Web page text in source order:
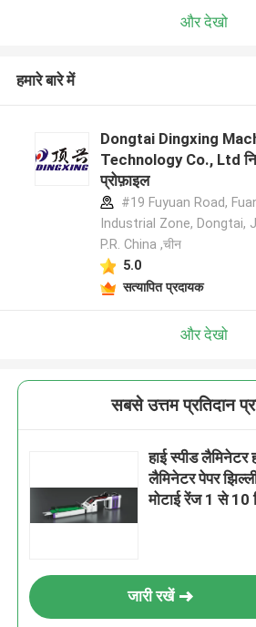
और देखो
हमारे बारे में
Dongtai Dingxing
Technology Co., Ltd
प्रोफ़ाइल
#19 Fuyuan Road,
Industrial Zone, Dongtai,
P.R. China ,चीन
5.0
सत्यापित प्रदायक
और देखो
सबसे उत्तम प्रतिदान
हाई स्पीड लैमिनेटर
लैमिनेटर पेपर
मोटाई रेंज 1 से 10
जारी रखें